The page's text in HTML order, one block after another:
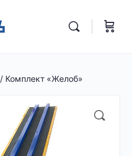
/ Комплект «Желоб»